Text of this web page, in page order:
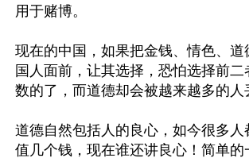
用于赌博。
现在的中国，如果把金钱、情色、道
国人面前，让其选择，恐怕选择前二
数的了，而道德却会被越来越多的人
道德自然包括人的良心，如今很多人
值几个钱，现在谁还讲良心！简单的